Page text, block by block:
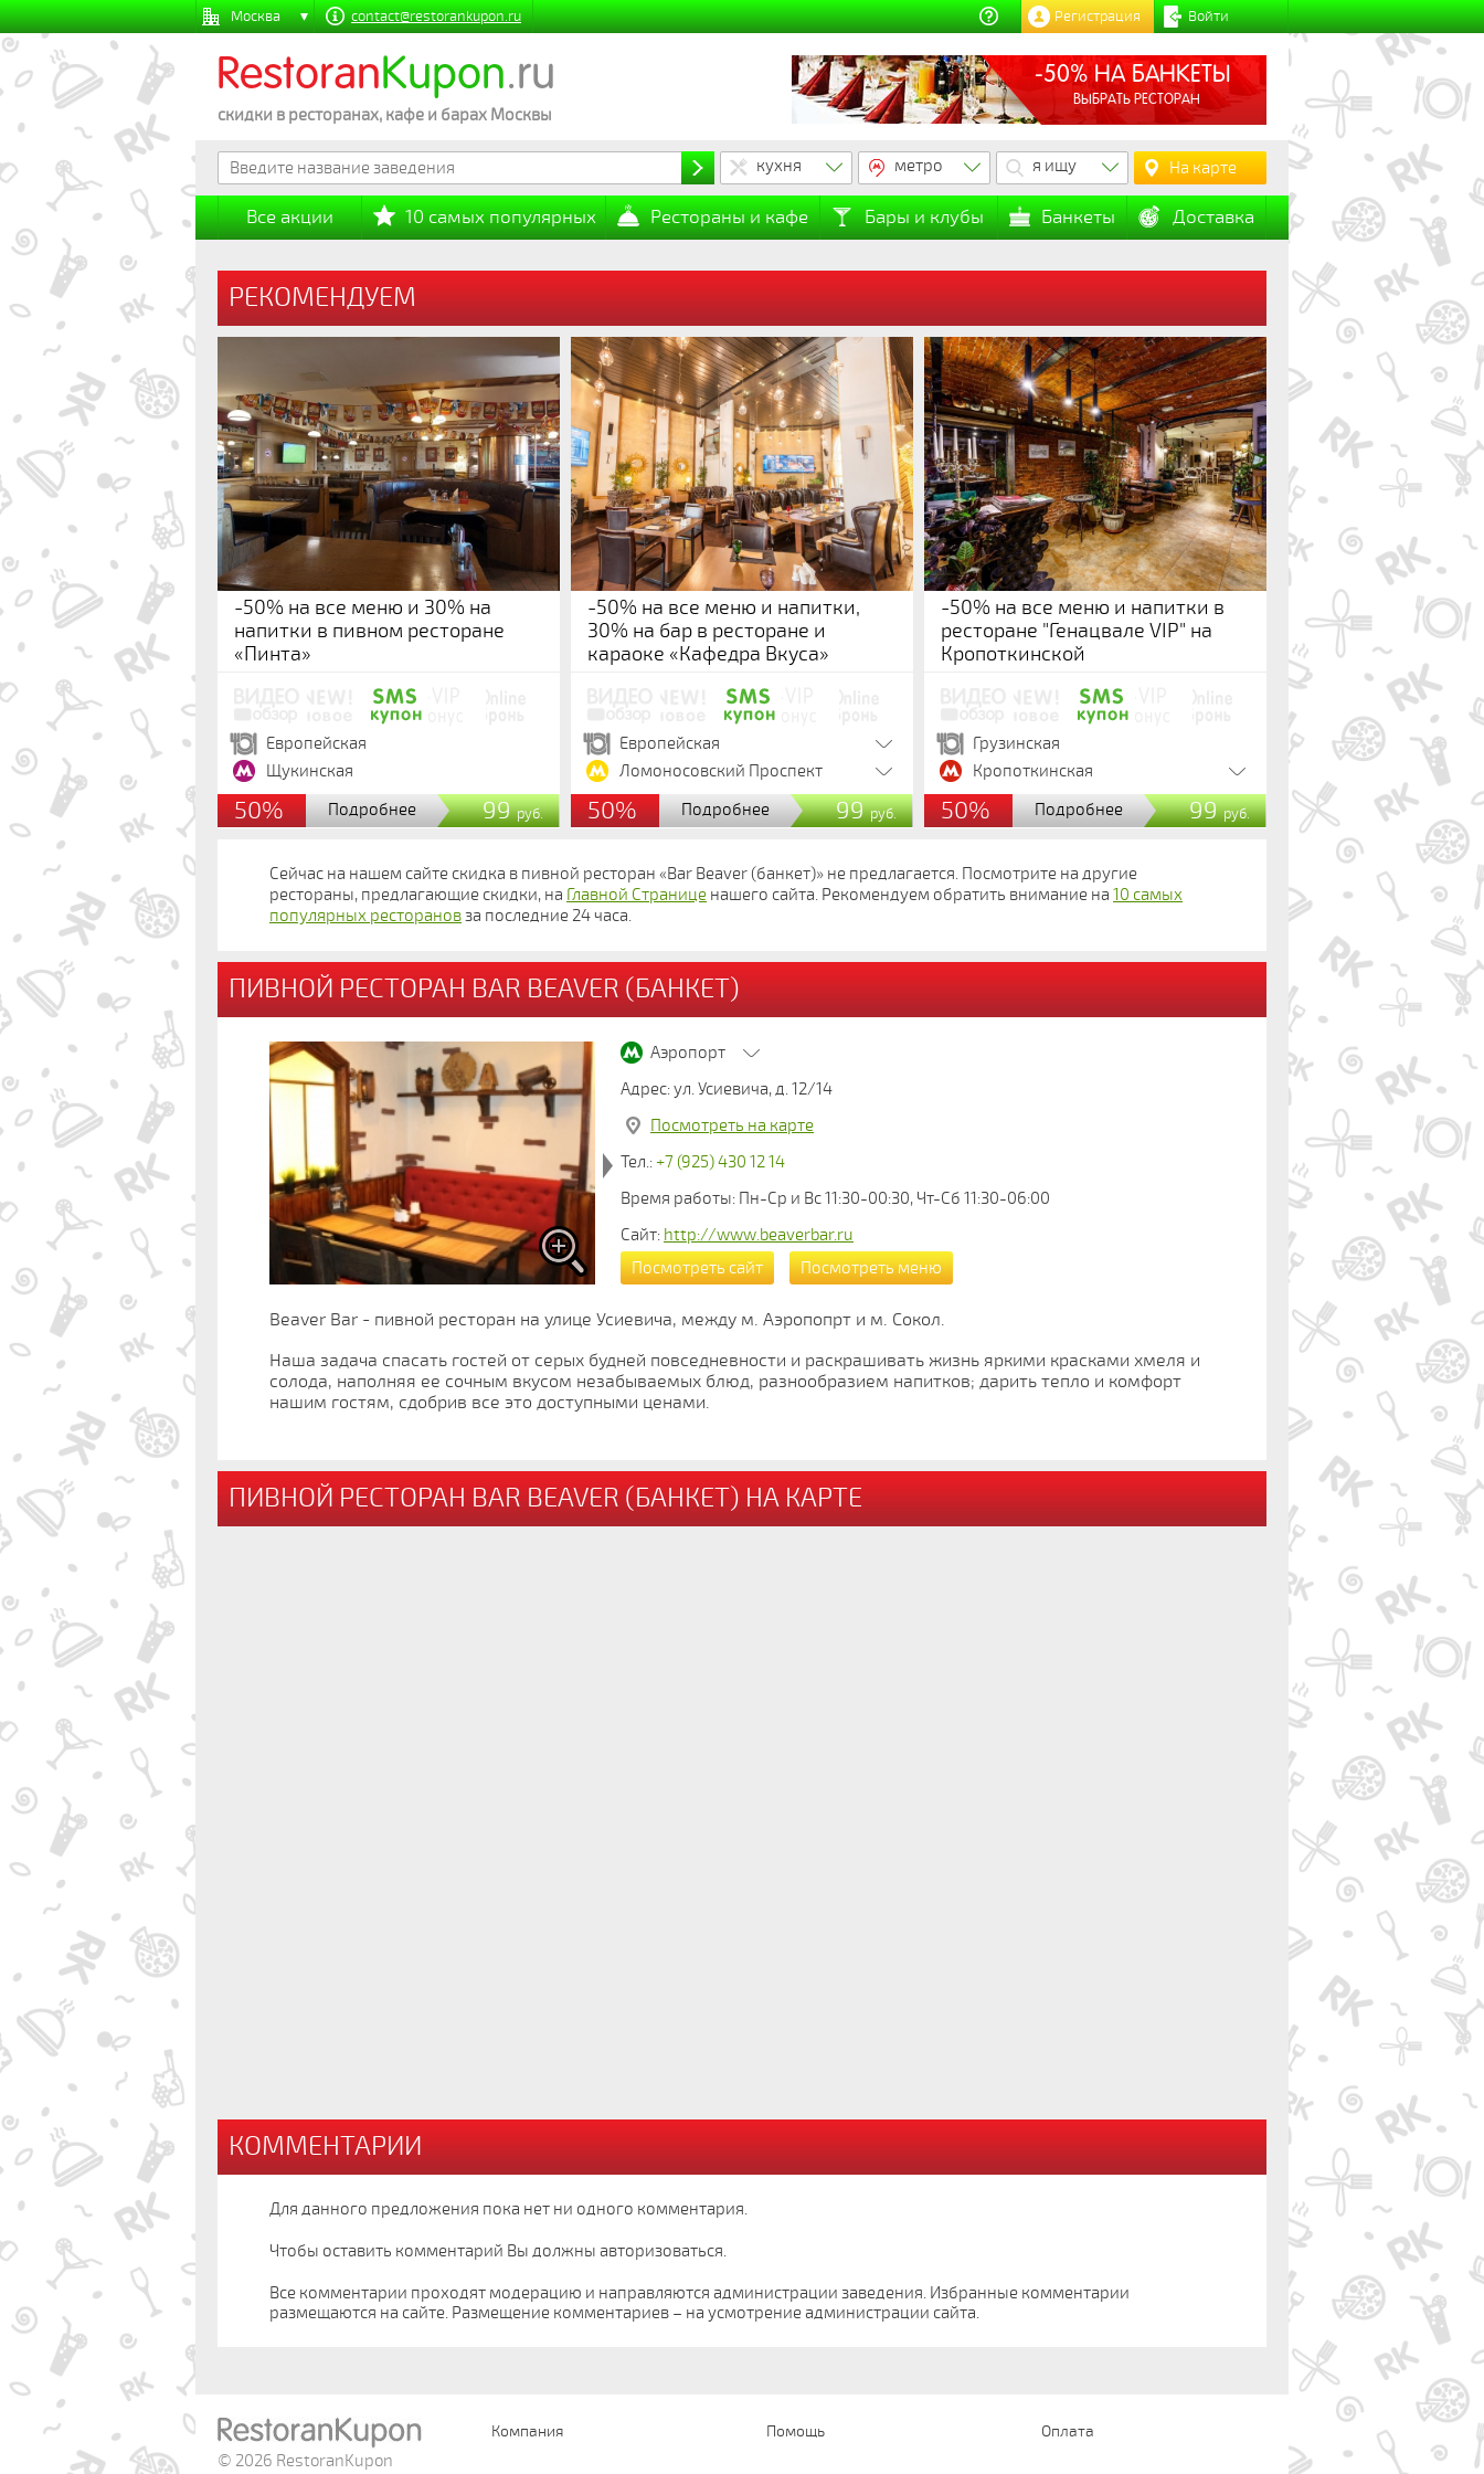
Москва contact@restorankupon.ru Войти
Регистрация
RestoranKupon.ru
скидки в ресторанах, кафе и барах Москвы
-50% НА БАНКЕТЫ
ВЫБРАТЬ РЕСТОРАН
кухня метро я ищу На карте
Все акции 10 самых популярных Рестораны и кафе Бары и клубы Банкеты Доставка
РЕКОМЕНДУЕМ
-50% на все меню и 30% на
напитки в пивном ресторане
«Пинта»
Европейская
Щукинская
50% Подробнее 99руб.
-50% на все меню и напитки,
30% на бар в ресторане и
караоке «Кафедра Вкуса»
Европейская
Ломоносовский Проспект
50% Подробнее 99руб.
-50% на все меню и напитки в
ресторане "Генацвале VIP" на
Кропоткинской
Грузинская
Кропоткинская
50% Подробнее 99руб.
Сейчас на нашем сайте скидка в пивной ресторан «Bar Beaver (банкет)» не предлагается. Посмотрите на другие
рестораны, предлагающие скидки, на Главной Странице нашего сайта. Рекомендуем обратить внимание на 10 самых
популярных ресторановза последние 24 часа.
ПИВНОЙ РЕСТОРАН BAR BEAVER (БАНКЕТ)
Аэропорт
Адрес: ул. Усиевича, д. 12/14
Посмотреть на карте
Тел.:+7 (925) 430 12 14
Время работы: Пн-Ср и Вс 11:30-00:30, Чт-Сб 11:30-06:00
Сайт: http://www.beaverbar.ru
Посмотреть сайт
Посмотреть меню
Beaver Bar - пивной ресторан на улице Усиевича, между м. Аэропопрт и м. Сокол.
Наша задача спасать гостей от серых будней повседневности и раскрашивать жизнь яркими красками хмеля и
солода, наполняя ее сочным вкусом незабываемых блюд, разнообразием напитков; дарить тепло и комфорт
нашим гостям, сдобрив все это доступными ценами.
ПИВНОЙ РЕСТОРАН BAR BEAVER (БАНКЕТ) НА КАРТЕ
КОММЕНТАРИИ
Для данного предложения пока нет ни одного комментария.
Чтобы оставить комментарий Вы должны авторизоваться.
Все комментарии проходят модерацию и направляются администрации заведения. Избранные комментарии
размещаются на сайте. Размещение комментариев – на усмотрение администрации сайта.
© 2026 RestoranKupon
Компания Помощь Оплата